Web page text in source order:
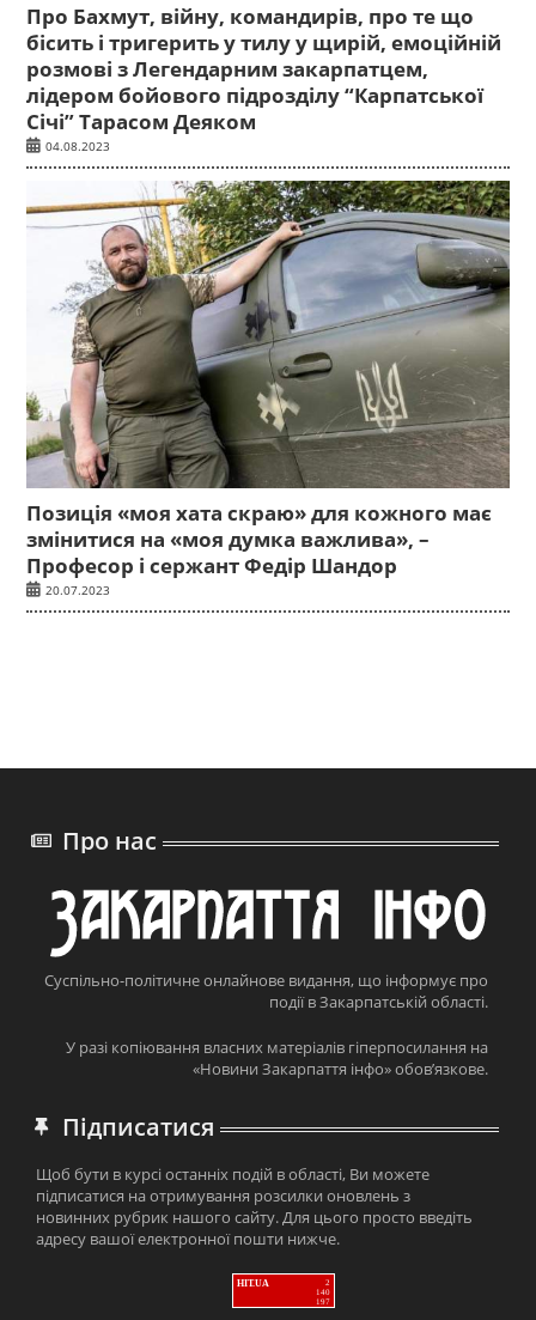
Про Бахмут, війну, командирів, про те що
бісить і тригерить у тилу у щирій, емоційній
розмові з Легендарним закарпатцем,
лідером бойового підрозділу “Карпатської
Січі” Тарасом Деяком
04.08.2023
Позиція «моя хата скраю» для кожного має
змінитися на «моя думка важлива», –
Професор і сержант Федір Шандор
20.07.2023
Про нас
Суспільно-політичне онлайнове видання, що інформує про
події в Закарпатській області.
У разі копіювання власних матеріалів гіперпосилання на
«Новини Закарпаття інфо» обов’язкове.
Підписатися
Щоб бути в курсі останніх подій в області, Ви можете
підписатися на отримування розсилки оновлень з
новинних рубрик нашого сайту. Для цього просто введіть
адресу вашої електронної пошти нижче.
HIT.UA
2
140
197